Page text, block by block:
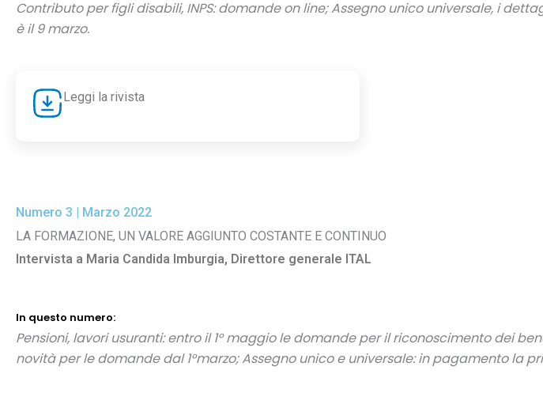
Contributo per figli disabili, INPS: domande on line; Assegno unico universale, i
è il 9 marzo.
Leggi la rivista
Numero 3 | Marzo 2022
LA FORMAZIONE, UN VALORE AGGIUNTO COSTANTE E CONTINUO
Intervista a Maria Candida Imburgia, Direttore generale ITAL
In questo numero:
Pensioni, lavori usuranti: entro il 1° maggio le domande per il riconoscimento dei
novità per le domande dal 1°marzo; Assegno unico e universale: in pagamento la